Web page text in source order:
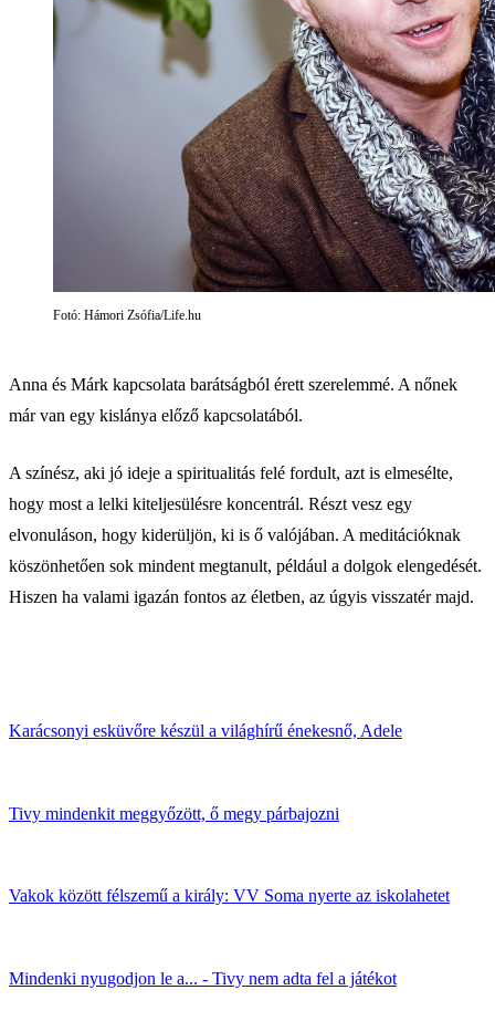
Fotó: Hámori Zsófia/Life.hu
Anna és Márk kapcsolata barátságból érett szerelemmé. A nőnek
már van egy kislánya előző kapcsolatából.
A színész, aki jó ideje a spiritualitás felé fordult, azt is elmesélte,
hogy most a lelki kiteljesülésre koncentrál. Részt vesz egy
elvonuláson, hogy kiderüljön, ki is ő valójában. A meditációknak
köszönhetően sok mindent megtanult, például a dolgok elengedését.
Hiszen ha valami igazán fontos az életben, az úgyis visszatér majd.
Karácsonyi esküvőre készül a világhírű énekesnő, Adele
Tivy mindenkit meggyőzött, ő megy párbajozni
Vakok között félszemű a király: VV Soma nyerte az iskolahetet
Mindenki nyugodjon le a... - Tivy nem adta fel a játékot